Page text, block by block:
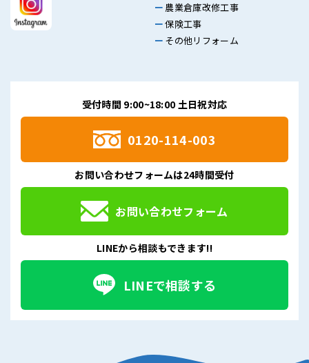
農業倉庫改修工事
保険工事
その他リフォーム
受付時間 9:00~18:00 土日祝対応
0120-114-003
お問い合わせフォームは24時間受付
お問い合わせフォーム
LINEから相談もできます!!
LINEで相談する